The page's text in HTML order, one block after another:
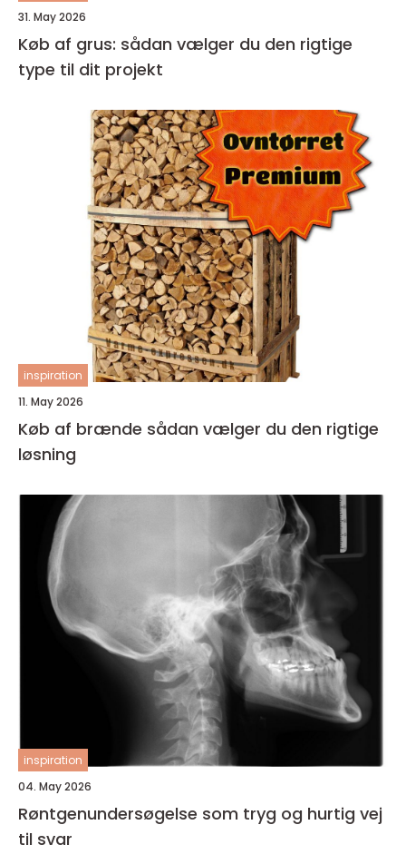
31. May 2026
Køb af grus: sådan vælger du den rigtige
type til dit projekt
inspiration
11. May 2026
Køb af brænde sådan vælger du den rigtige
løsning
inspiration
04. May 2026
Røntgenundersøgelse som tryg og hurtig vej
til svar